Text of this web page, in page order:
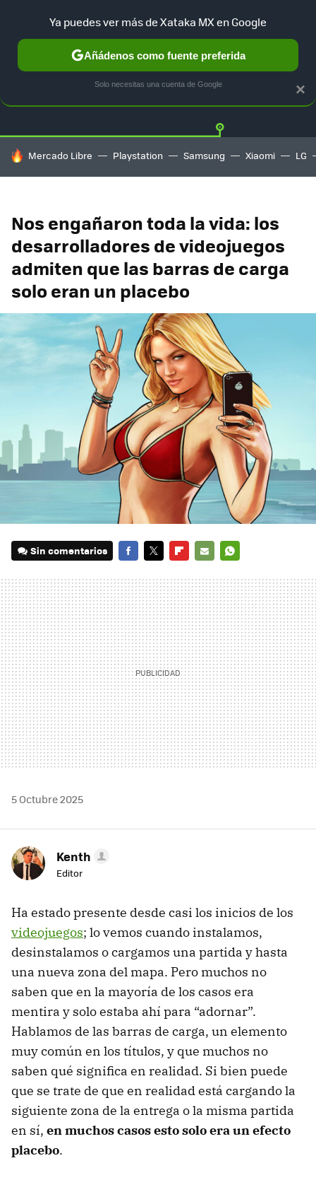
Twitter
HOY SE HABLA DE
Mercado Libre Playstation Samsung Xiaomi LG
Nos engañaron toda la vida: los
desarrolladores de videojuegos
admiten que las barras de carga
solo eran un placebo
Sin comentarios
MAIL
5 Octubre 2025
Kenth
Editor
Ha estado presente desde casi los inicios de los
videojuegos; lo vemos cuando instalamos,
desinstalamos o cargamos una partida y hasta
una nueva zona del mapa. Pero muchos no
saben que en la mayoría de los casos era
mentira y solo estaba ahí para “adornar”.
Hablamos de las barras de carga, un elemento
muy común en los títulos, y que muchos no
saben qué significa en realidad. Si bien puede
que se trate de que en realidad está cargando la
siguiente zona de la entrega o la misma partida
en sí, en muchos casos esto solo era un efecto
placebo.
×
Ya puedes ver más de Xataka MX en Google
Añádenos como fuente preferida
Solo necesitas una cuenta de Google